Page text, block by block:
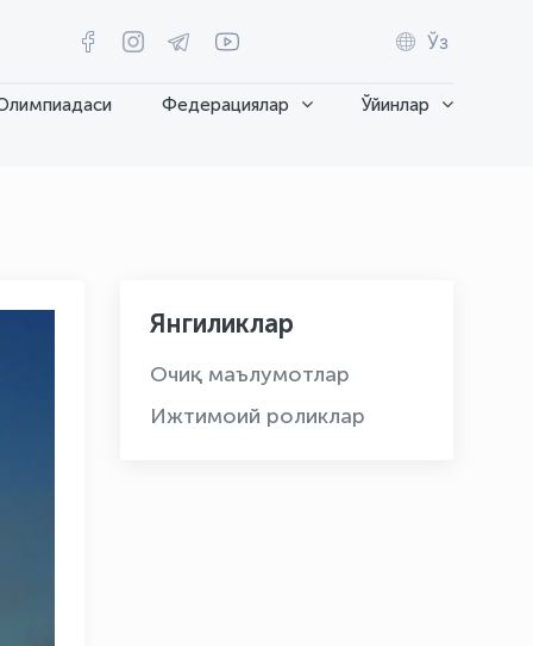
Ўз
Федерациялар Ўйинлар
Янгиликлар
Очиқ маълумотлар
Ижтимоий роликлар